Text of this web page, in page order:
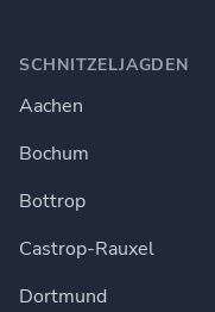
SCHNITZELJAGDEN
Aachen
Bochum
Bottrop
Castrop-Rauxel
Dortmund